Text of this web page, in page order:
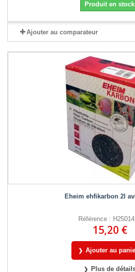
Produit en stock
Ajouter au comparateur
Eheim ehfikarbon 2l
Référence :
15,20 €
Ajouter au
Plus de